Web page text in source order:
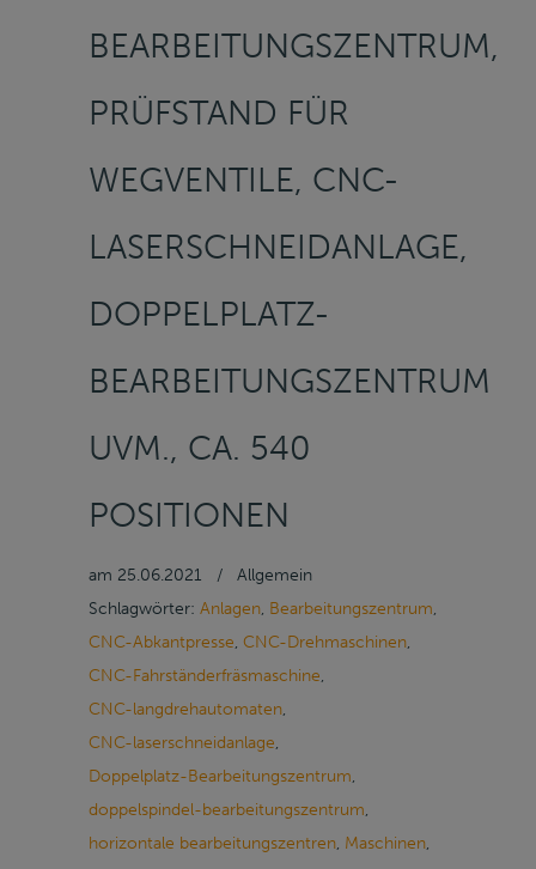
BEARBEITUNGSZENTRUM,
PRÜFSTAND FÜR
WEGVENTILE, CNC-
LASERSCHNEIDANLAGE,
DOPPELPLATZ-
BEARBEITUNGSZENTRUM
UVM., CA. 540
POSITIONEN
am 25.06.2021 /
Allgemein
Schlagwörter: Anlagen, Bearbeitungszentrum,
CNC-Abkantpresse, CNC-Drehmaschinen,
CNC-Fahrständerfräsmaschine,
CNC-langdrehautomaten,
CNC-laserschneidanlage,
Doppelplatz-Bearbeitungszentrum,
doppelspindel-bearbeitungszentrum,
horizontale bearbeitungszentren, Maschinen,